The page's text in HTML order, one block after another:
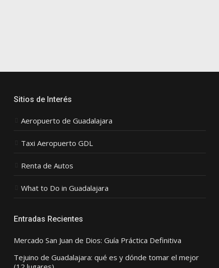
Sitios de Interés
Aeropuerto de Guadalajara
Taxi Aeropuerto GDL
Renta de Autos
What to Do in Guadalajara
Entradas Recientes
Mercado San Juan de Dios: Guía Práctica Definitiva
Tejuino de Guadalajara: qué es y dónde tomar el mejor